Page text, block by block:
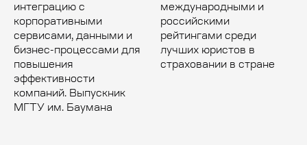
интеграцию с
корпоративными
сервисами, данными и
бизнес-процессами для
повышения
эффективности
компаний. Выпускник
МГТУ им. Баумана
международными и
российскими
рейтингами среди
лучших юристов в
страховании в стране